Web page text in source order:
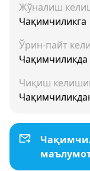
Жўналиш
Чақимчиликга
Ўрин-пайт
Чақимчиликда
Чиқиш